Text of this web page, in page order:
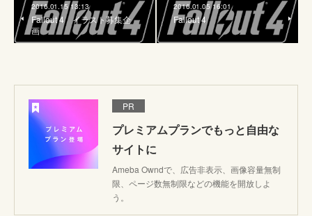
2016.01.15 13:13
Fallout 4 イラスト募集企
画
2016.01.05 16:01
Fallout 4
PR
プレミアムプランでもっと自由な
サイトに
Ameba Owndで、広告非表示、画像容量無制
限、ページ数無制限などの機能を開放しよ
う。